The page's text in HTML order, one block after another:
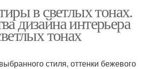
в светлых тонах.
дизайна интерьера
тонах
стиля, оттенки бежевого